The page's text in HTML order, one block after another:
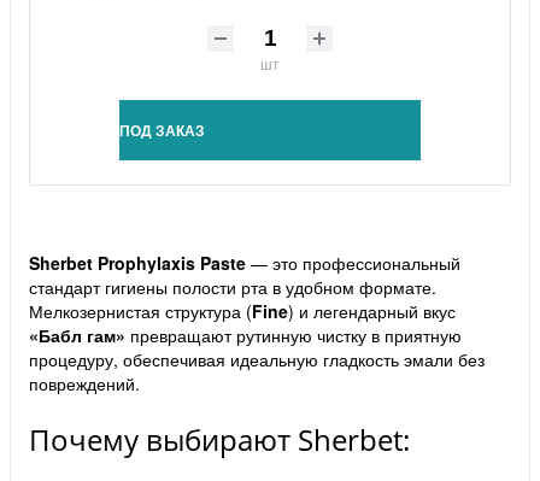
шт
ПОД ЗАКАЗ
Sherbet Prophylaxis Paste — это профессиональный
стандарт гигиены полости рта в удобном формате.
Мелкозернистая структура (Fine) и легендарный вкус
«Бабл гам» превращают рутинную чистку в приятную
процедуру, обеспечивая идеальную гладкость эмали без
повреждений.
Почему выбирают Sherbet: